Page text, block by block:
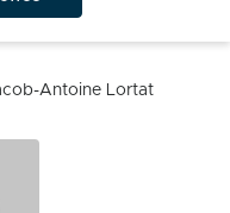
Antoine Lortat